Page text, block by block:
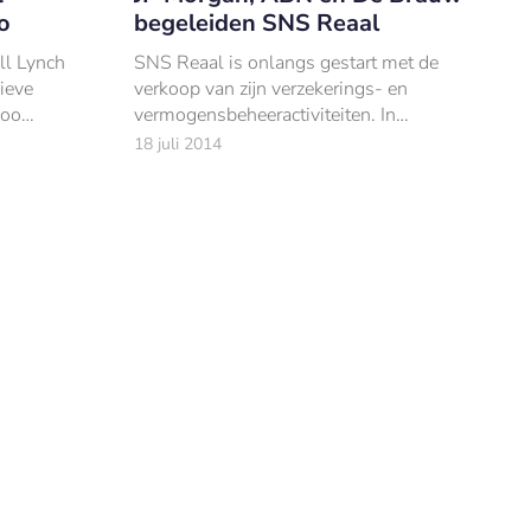
Lynch
begeleiden SNS Reaal
SNS Reaal is onlangs gestart met de
verkoop van zijn verzekerings- en
vermogensbeheeractiviteiten. In
voorbereiding hierop zijn de banken J.P.
18 juli 2014